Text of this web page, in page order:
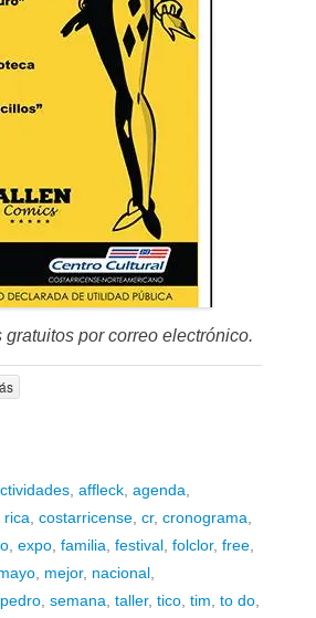
por correo electrónico.
affleck agenda
rica costarricense cr, cronograma
expo familia festival folclor, free
mejor, nacional
semana taller, tico tim to do